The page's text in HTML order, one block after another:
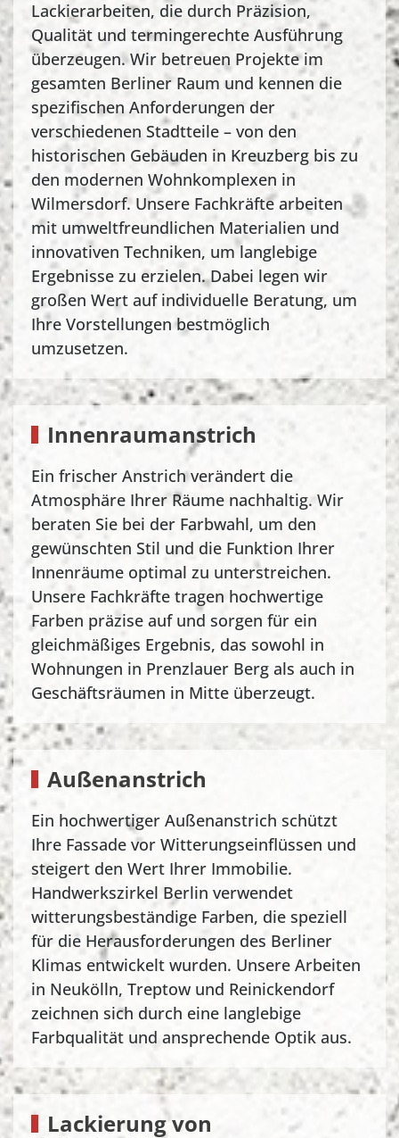
Lackierarbeiten, die durch Präzision,
Qualität und termingerechte Ausführung
überzeugen. Wir betreuen Projekte im
gesamten Berliner Raum und kennen die
spezifischen Anforderungen der
verschiedenen Stadtteile – von den
historischen Gebäuden in Kreuzberg bis zu
den modernen Wohnkomplexen in
Wilmersdorf. Unsere Fachkräfte arbeiten
mit umweltfreundlichen Materialien und
innovativen Techniken, um langlebige
Ergebnisse zu erzielen. Dabei legen wir
großen Wert auf individuelle Beratung, um
Ihre Vorstellungen bestmöglich
umzusetzen.
Innenraumanstrich
Ein frischer Anstrich verändert die
Atmosphäre Ihrer Räume nachhaltig. Wir
beraten Sie bei der Farbwahl, um den
gewünschten Stil und die Funktion Ihrer
Innenräume optimal zu unterstreichen.
Unsere Fachkräfte tragen hochwertige
Farben präzise auf und sorgen für ein
gleichmäßiges Ergebnis, das sowohl in
Wohnungen in Prenzlauer Berg als auch in
Geschäftsräumen in Mitte überzeugt.
Außenanstrich
Ein hochwertiger Außenanstrich schützt
Ihre Fassade vor Witterungseinflüssen und
steigert den Wert Ihrer Immobilie.
Handwerkszirkel Berlin verwendet
witterungsbeständige Farben, die speziell
für die Herausforderungen des Berliner
Klimas entwickelt wurden. Unsere Arbeiten
in Neukölln, Treptow und Reinickendorf
zeichnen sich durch eine langlebige
Farbqualität und ansprechende Optik aus.
Lackierung von